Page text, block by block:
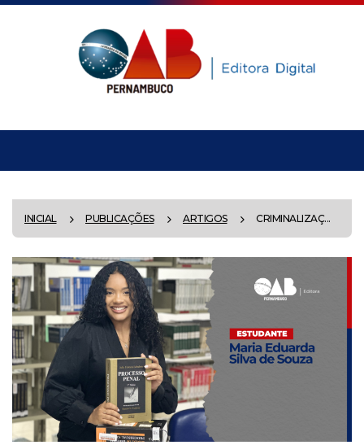
INICIAL PUBLICAÇÕES ARTIGOS CRIMINALIZAÇ...